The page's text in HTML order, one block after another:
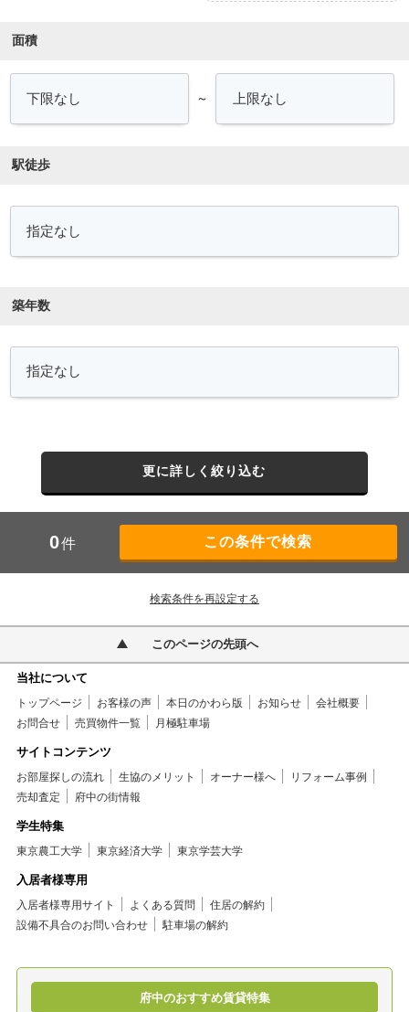
面積
～
駅徒歩
築年数
更に詳しく絞り込む
0件
検索条件を再設定する
このページの先頭へ
当社について
トップページ お客様の声 本日のかわら版 お知らせ
会社概要
お問合せ
売買物件一覧 月極駐車場
サイトコンテンツ
お部屋探しの流れ 生協のメリット オーナー様へ
リフォーム事例
売却査定
府中の街情報
学生特集
東京農工大学 東京経済大学 東京学芸大学
入居者様専用
入居者様専用サイト よくある質問
住居の解約
設備不具合のお問い合わせ
駐車場の解約
府中のおすすめ賃貸特集